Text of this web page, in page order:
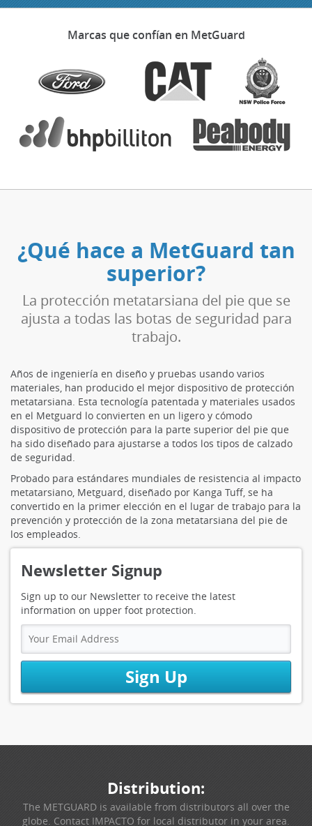
Marcas que confían en MetGuard
¿Qué hace a MetGuard tan
superior?
La protección metatarsiana del pie que se
ajusta a todas las botas de seguridad para
trabajo.
Años de ingeniería en diseño y pruebas usando varios
materiales, han producido el mejor dispositivo de protección
metatarsiana. Esta tecnología patentada y materiales usados
en el Metguard lo convierten en un ligero y cómodo
dispositivo de protección para la parte superior del pie que
ha sido diseñado para ajustarse a todos los tipos de calzado
de seguridad.
Probado para estándares mundiales de resistencia al impacto
metatarsiano, Metguard, diseñado por Kanga Tuff, se ha
convertido en la primer elección en el lugar de trabajo para la
prevención y protección de la zona metatarsiana del pie de
los empleados.
Newsletter Signup
Sign up to our Newsletter to receive the latest
information on upper foot protection.
Sign Up
Distribution:
The METGUARD is available from distributors all over the
globe. Contact IMPACTO for local distributor in your area.